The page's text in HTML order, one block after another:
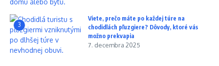
3
Viete, prečo máte po každej túre na
chodidlách pľuzgiere? Dôvody, ktoré vás
možno prekvapia
7. decembra 2025